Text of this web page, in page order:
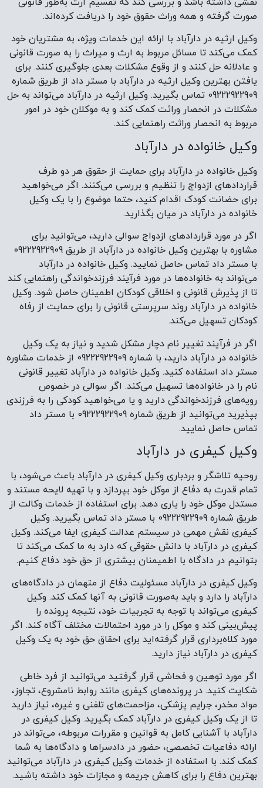
صورت گرفته و همه وراث حقوق خود را دریافت کرده‌اند.
وکیل ارثیه در دارآباد با ارائه این خدمات ویژه، به مشتریان خود
کمک می‌کند تا مسائل مربوط به ارث و میراث را به صورت قانونی
و عادلانه حل کنند و از وقوع مشکلات بعدی جلوگیری کنند. برای
یافتن بهترین وکیل ارثیه در دارآباد با مستر داد از طریق شماره
09222922909 تماس بگیرید. وکیل ارثیه در دارآباد می‌تواند به حل
مشکلات در انحصار وراثت کمک کند و به موکلان خود در امور
مربوط به انحصار وراثت راهنمایی کند.
وکیل خانواده در دارآباد
وکیل خانواده در دارآباد برای حمایت از حقوق هر دو طرف
قراردادهای ازدواج را تنظیم و بررسی می‌کنند. اگر می‌خواهید
برای حضانت کودک اقدام کنید، حتما موضوع را با یک وکیل
خانواده در دارآباد در میان بگذارید.
اگر در مورد قراردادهای ازدواج سوالی دارید، می‌توانید برای
مشاوره با بهترین وکیل خانواده در دارآباد از طریق 09222922909
با مستر داد تماس حاصل نمایید. وکیل خانواده در دارآباد
می‌تواند به خانواده‌ها در مورد فرآیند فرزندخواندگی راهنمایی کند
تا از پذیرش قانونی و اخلاقی کودکان اطمینان حاصل شود. وکیل
خانواده در دارآباد روند سرپرستی قانونی را برای حمایت از رفاه
کودکان تسهیل می‌کند.
اگر در فرآیند تغییر نام دچار مشکل شدید و نیاز به یک وکیل
خانواده در دارآباد دارید، با شماره 09222922909 از خدمات مشاوره
مستر داد استفاده کنید. وکیل خانواده در دارآباد تغییر قانونی
نام را در خانواده‌ها تسهیل می‌کند. اگر سوالی در خصوص
رویه‌های فرزندخواندگی دارید و یا می‌خواهید کودکی را به فرزندی
بپذیرید می‌توانید از طریق شماره 09222922909 با مستر داد
تماس حاصل نمایید.
وکیل کیفری در دارآباد
روحیه تلاشگر و بردباری وکیل کیفری در دارآباد باعث می‌شود، با
تمام قدرت به دفاع از موکل خود بپردازد و با تهیه لایحه مستند و
مستدل موکل خود را یاری دهد. برای استفاده از خدمات وکالت از
طریق شماره 09222922909 با مستر داد تماس بگیرید. وکیل
کیفری نقش مهمی در سیستم عدالت کیفری ایفا می‌کند. وکیل
کیفری در دارآباد با دانش حقوقی که دارد به ما کمک می‌کند تا
بتوانیم در دادگاه با اطمیمنان بیشتری از حق خود دفاع کنیم.
وکیل کیفری در دارآباد مسئولیت دفاع از متهمان در دادگاه‌های
دارآباد را دارد و باید به‌صورت قانونی به آنها کمک کند. وکیل
کیفری می‌تواند با توجه به تجربیات خود، نتیجه پرونده را
پیش‌بینی کند و موکل را در مورد احتمالات مختلف آگاه کند. اگر
مورد کلاه‌برداری قرار گرفته‌اید برای احقاق حق خود به یک وکیل
کیفری در دارآباد نیاز دارید.
اگر مورد توهین و فحاشی قرار گرفتید می‌توانید از فرد خاطی
شکایت کنید. در پرونده‌های کیفری مانند روابط نامشروع، تجاوز،
مواد مخدر، جرایم پزشکی، مزاحمت‌های تلفنی و غیره، نیاز دارید
تا از یک وکیل کیفری در دارآباد کمک بگیرید. وکیل کیفری در
دارآباد با آشنایی کامل به قوانین و مقررات مربوطه، می‌تواند در
ارائه دفاعیات تخصصی، حضور در دادسراها و دادگاه‌ها به شما
کمک کند. با استفاده از خدمات وکیل کیفری در دارآباد می‌توانید
بهترین دفاع را برای کاهش جریمه و مجازات خود داشته باشید.